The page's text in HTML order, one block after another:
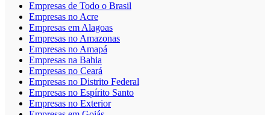
Empresas de Todo o Brasil
Empresas no Acre
Empresas em Alagoas
Empresas no Amazonas
Empresas no Amapá
Empresas na Bahia
Empresas no Ceará
Empresas no Distrito Federal
Empresas no Espírito Santo
Empresas no Exterior